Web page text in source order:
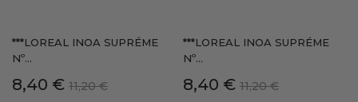
***LOREAL INOA SUPRÉME
Nº...
Precio
8,40 € Precio
11,20 €
***LOREAL INOA SUPRÉME
Nº...
Precio
8,40 € Precio
11,20 €